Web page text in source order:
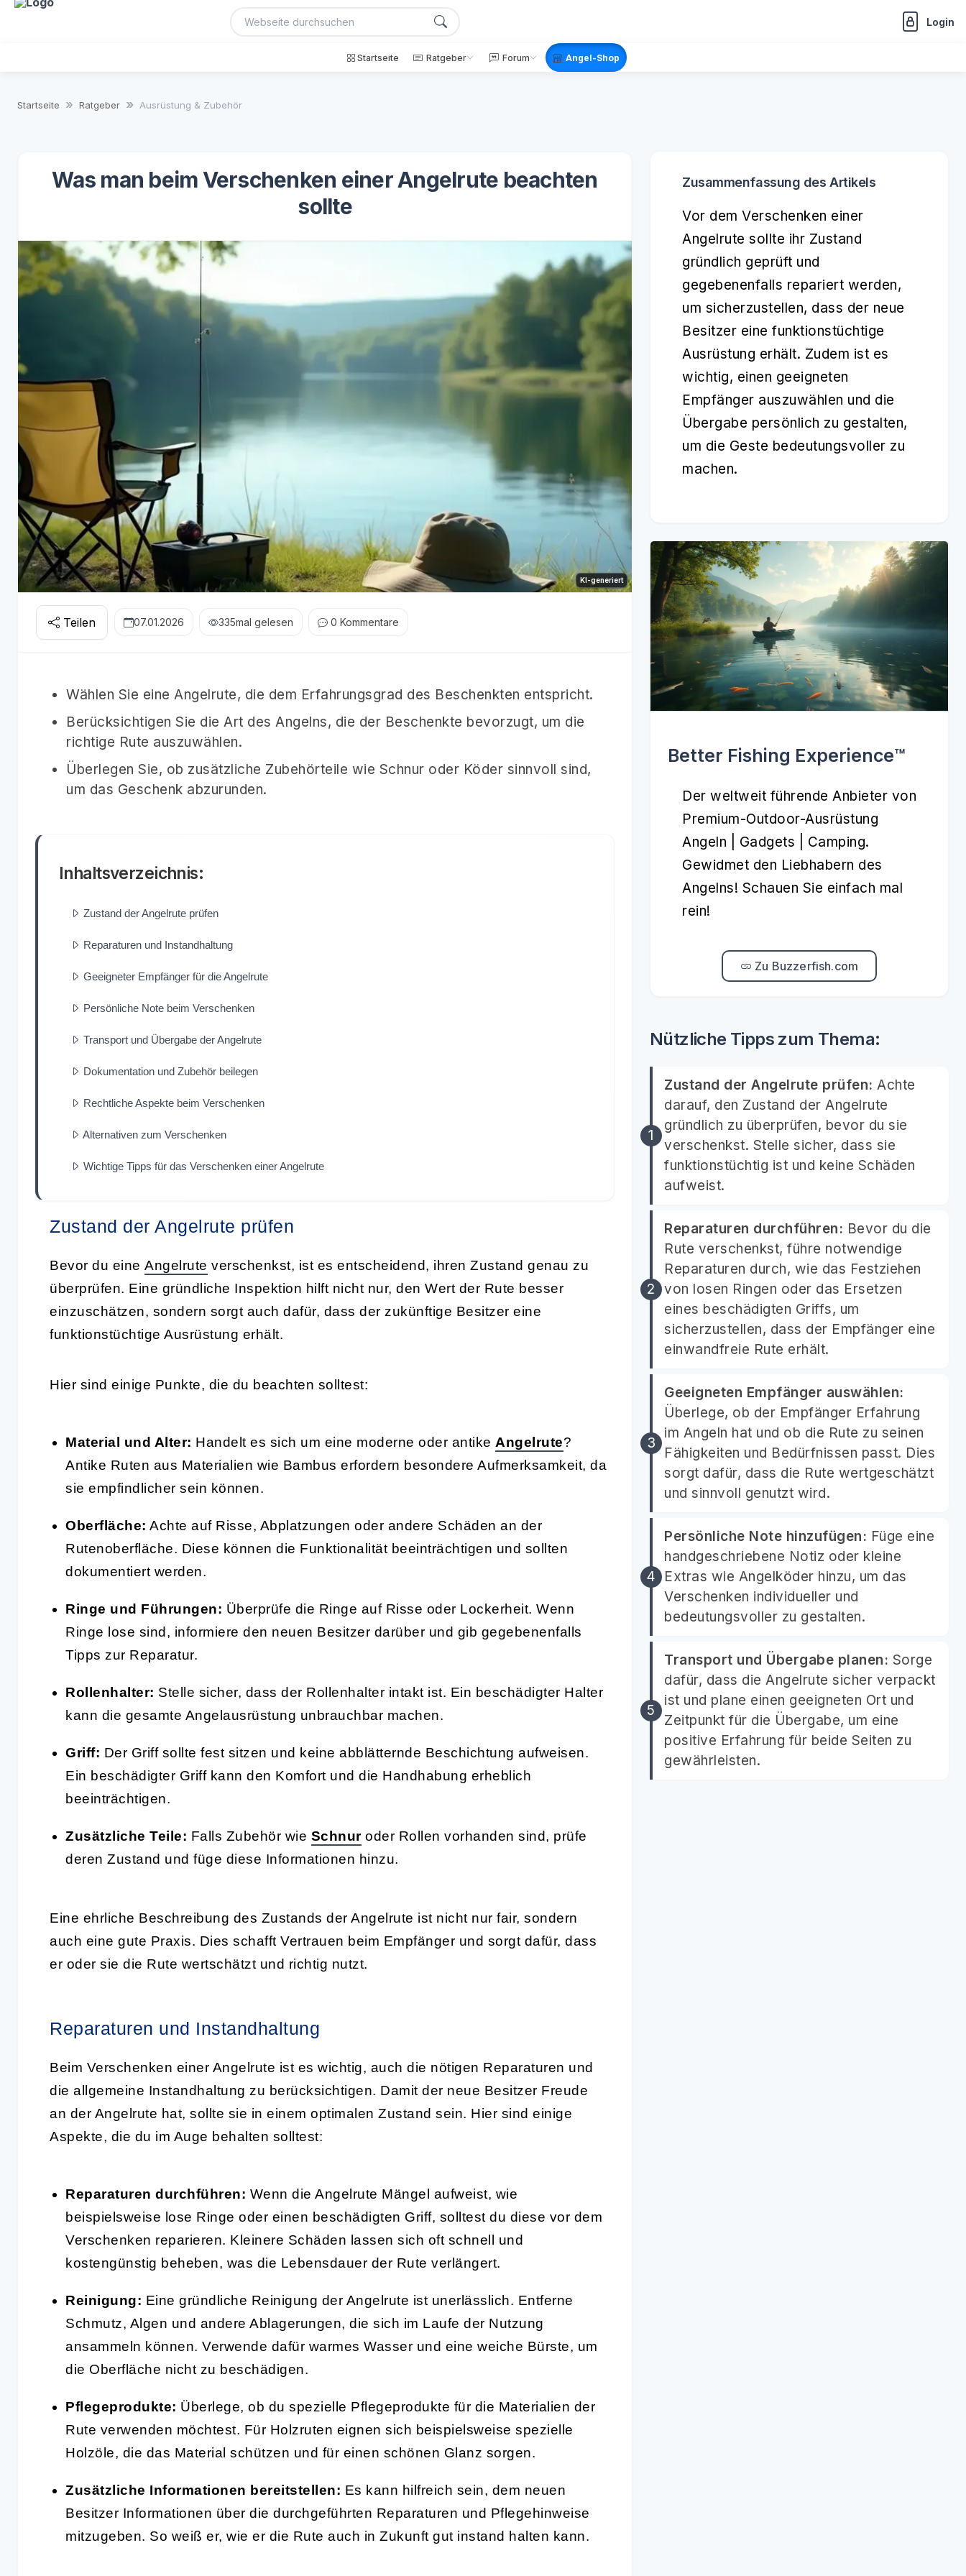
Login
Startseite Ratgeber Forum Angel-Shop
Startseite Ratgeber Ausrüstung & Zubehör
Was man beim Verschenken einer Angelrute beachten
sollte
KI-generiert
Teilen 07.01.2026 335mal gelesen 0 Kommentare
Wählen Sie eine Angelrute, die dem Erfahrungsgrad des Beschenkten entspricht.
Berücksichtigen Sie die Art des Angelns, die der Beschenkte bevorzugt, um die
richtige Rute auszuwählen.
Überlegen Sie, ob zusätzliche Zubehörteile wie Schnur oder Köder sinnvoll sind,
um das Geschenk abzurunden.
Inhaltsverzeichnis:
Zustand der Angelrute prüfen
Reparaturen und Instandhaltung
Geeigneter Empfänger für die Angelrute
Persönliche Note beim Verschenken
Transport und Übergabe der Angelrute
Dokumentation und Zubehör beilegen
Rechtliche Aspekte beim Verschenken
Alternativen zum Verschenken
Wichtige Tipps für das Verschenken einer Angelrute
Zustand der Angelrute prüfen
Bevor du eine Angelrute verschenkst, ist es entscheidend, ihren Zustand genau zu
überprüfen. Eine gründliche Inspektion hilft nicht nur, den Wert der Rute besser
einzuschätzen, sondern sorgt auch dafür, dass der zukünftige Besitzer eine
funktionstüchtige Ausrüstung erhält.
Hier sind einige Punkte, die du beachten solltest:
Material und Alter: Handelt es sich um eine moderne oder antike Angelrute?
Antike Ruten aus Materialien wie Bambus erfordern besondere Aufmerksamkeit, da
sie empfindlicher sein können.
Oberfläche: Achte auf Risse, Abplatzungen oder andere Schäden an der
Rutenoberfläche. Diese können die Funktionalität beeinträchtigen und sollten
dokumentiert werden.
Ringe und Führungen: Überprüfe die Ringe auf Risse oder Lockerheit. Wenn
Ringe lose sind, informiere den neuen Besitzer darüber und gib gegebenenfalls
Tipps zur Reparatur.
Rollenhalter: Stelle sicher, dass der Rollenhalter intakt ist. Ein beschädigter Halter
kann die gesamte Angelausrüstung unbrauchbar machen.
Griff: Der Griff sollte fest sitzen und keine abblätternde Beschichtung aufweisen.
Ein beschädigter Griff kann den Komfort und die Handhabung erheblich
beeinträchtigen.
Zusätzliche Teile: Falls Zubehör wie Schnuroder Rollen vorhanden sind, prüfe
deren Zustand und füge diese Informationen hinzu.
Eine ehrliche Beschreibung des Zustands der Angelrute ist nicht nur fair, sondern
auch eine gute Praxis. Dies schafft Vertrauen beim Empfänger und sorgt dafür, dass
er oder sie die Rute wertschätzt und richtig nutzt.
Reparaturen und Instandhaltung
Beim Verschenken einer Angelrute ist es wichtig, auch die nötigen Reparaturen und
die allgemeine Instandhaltung zu berücksichtigen. Damit der neue Besitzer Freude
an der Angelrute hat, sollte sie in einem optimalen Zustand sein. Hier sind einige
Aspekte, die du im Auge behalten solltest:
Reparaturen durchführen: Wenn die Angelrute Mängel aufweist, wie
beispielsweise lose Ringe oder einen beschädigten Griff, solltest du diese vor dem
Verschenken reparieren. Kleinere Schäden lassen sich oft schnell und
kostengünstig beheben, was die Lebensdauer der Rute verlängert.
Reinigung: Eine gründliche Reinigung der Angelrute ist unerlässlich. Entferne
Schmutz, Algen und andere Ablagerungen, die sich im Laufe der Nutzung
ansammeln können. Verwende dafür warmes Wasser und eine weiche Bürste, um
die Oberfläche nicht zu beschädigen.
Pflegeprodukte: Überlege, ob du spezielle Pflegeprodukte für die Materialien der
Rute verwenden möchtest. Für Holzruten eignen sich beispielsweise spezielle
Holzöle, die das Material schützen und für einen schönen Glanz sorgen.
Zusätzliche Informationen bereitstellen: Es kann hilfreich sein, dem neuen
Besitzer Informationen über die durchgeführten Reparaturen und Pflegehinweise
mitzugeben. So weiß er, wie er die Rute auch in Zukunft gut instand halten kann.
Zusammenfassung des Artikels
Vor dem Verschenken einer
Angelrute sollte ihr Zustand
gründlich geprüft und
gegebenenfalls repariert werden,
um sicherzustellen, dass der neue
Besitzer eine funktionstüchtige
Ausrüstung erhält. Zudem ist es
wichtig, einen geeigneten
Empfänger auszuwählen und die
Übergabe persönlich zu gestalten,
um die Geste bedeutungsvoller zu
machen.
Better Fishing Experience™️
Der weltweit führende Anbieter von
Premium-Outdoor-Ausrüstung
Angeln | Gadgets | Camping.
Gewidmet den Liebhabern des
Angelns! Schauen Sie einfach mal
rein!
Zu Buzzerfish.com
Nützliche Tipps zum Thema:
Zustand der Angelrute prüfen: Achte
darauf, den Zustand der Angelrute
gründlich zu überprüfen, bevor du sie
verschenkst. Stelle sicher, dass sie
funktionstüchtig ist und keine Schäden
aufweist.
Reparaturen durchführen: Bevor du die
Rute verschenkst, führe notwendige
Reparaturen durch, wie das Festziehen
von losen Ringen oder das Ersetzen
eines beschädigten Griffs, um
sicherzustellen, dass der Empfänger eine
einwandfreie Rute erhält.
Geeigneten Empfänger auswählen:
Überlege, ob der Empfänger Erfahrung
im Angeln hat und ob die Rute zu seinen
Fähigkeiten und Bedürfnissen passt. Dies
sorgt dafür, dass die Rute wertgeschätzt
und sinnvoll genutzt wird.
Persönliche Note hinzufügen: Füge eine
handgeschriebene Notiz oder kleine
Extras wie Angelköder hinzu, um das
Verschenken individueller und
bedeutungsvoller zu gestalten.
Transport und Übergabe planen: Sorge
dafür, dass die Angelrute sicher verpackt
ist und plane einen geeigneten Ort und
Zeitpunkt für die Übergabe, um eine
positive Erfahrung für beide Seiten zu
gewährleisten.